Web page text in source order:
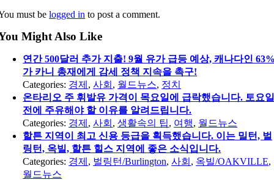
must belogged in to post a comment.
Might Also Like
연간 500달러 추가 지출! 9월 유가 급등 예상, 캐나다인
가 카니 총재에게 감세 정책 지속을 촉구!
Categories: 경제 ,사회 , 월드뉴스, 정치
온타리오 주 휘발유 가격이 목요일에 급락했습니다. 토요
전에 주유해야 할 이유를 알려드립니다.
Categories: 경제 ,사회 ,생활속의 팁, 여행, 월드뉴스
할튼 지역이 최고 신용 등급을 획득했습니다. 이는 밀턴, 벌
링턴, 옥빌, 할튼 힐스 지역에 좋은 소식입니다.
Categories: 경제 , 벌링턴/Burlington,사회 , 옥빌/OAKVILLE,
월드뉴스